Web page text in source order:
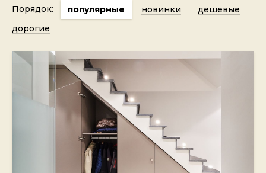
Порядок: популярные новинки
дешевые
дорогие